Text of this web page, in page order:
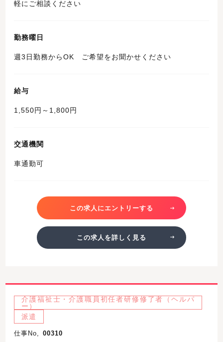
軽にご相談ください
勤務曜日
週3日勤務からOK ご希望をお聞かせください
給与
1,550円～1,800円
交通機関
車通勤可
この求人にエントリーする
この求人を詳しく見る
介護福祉士・介護職員初任者研修修了者（ヘルパ
ー）
派遣
仕事No, 00310